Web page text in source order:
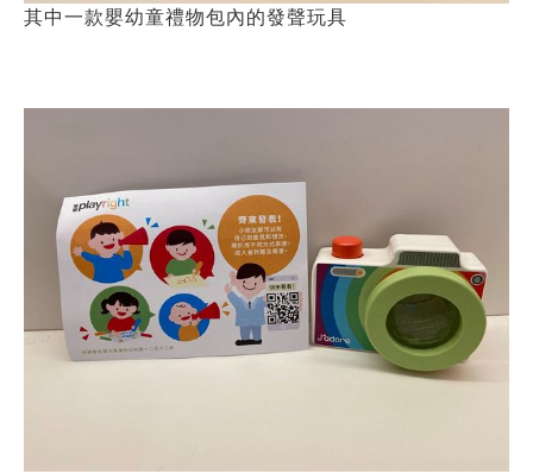
其中一款嬰幼童禮物包內的發聲玩具